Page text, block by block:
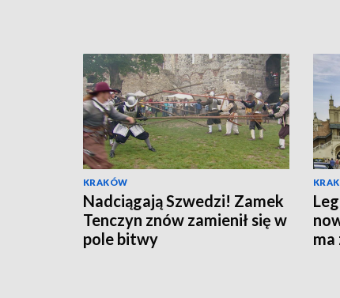
KRAKÓW
Nadciągają Szwedzi! Zamek
Tenczyn znów zamienił się w
pole bitwy
ma